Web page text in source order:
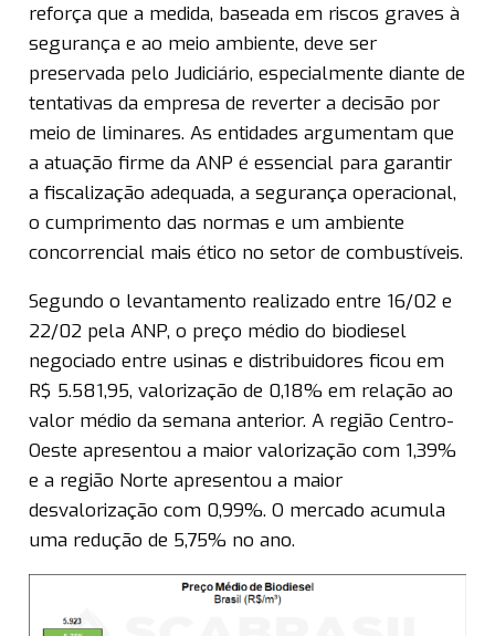
reforça que a medida, baseada em riscos graves à
segurança e ao meio ambiente, deve ser
preservada pelo Judiciário, especialmente diante de
tentativas da empresa de reverter a decisão por
meio de liminares. As entidades argumentam que
a atuação firme da ANP é essencial para garantir
a fiscalização adequada, a segurança operacional,
o cumprimento das normas e um ambiente
concorrencial mais ético no setor de combustíveis.
Segundo o levantamento realizado entre 16/02 e
22/02 pela ANP, o preço médio do biodiesel
negociado entre usinas e distribuidores ficou em
R$ 5.581,95, valorização de 0,18% em relação ao
valor médio da semana anterior. A região Centro-
Oeste apresentou a maior valorização com 1,39%
e a região Norte apresentou a maior
desvalorização com 0,99%. O mercado acumula
uma redução de 5,75% no ano.